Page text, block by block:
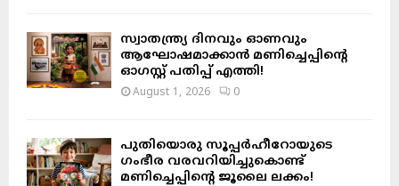
സ്വാതന്ത്ര്യ ദിനവും ഓണവും
ആഘോഷമാക്കാൻ മണിച്ചെപ്പിന്റെ
ഓഗസ്റ്റ് പതിപ്പ് എത്തി!
August 1, 2026 0
പുതിയൊരു സൂപ്പർഹീറോയുടെ
ഗംഭീര വരവറിയിച്ചുകൊണ്ട്
മണിച്ചെപ്പിന്റെ ജൂലൈ ലക്കം!